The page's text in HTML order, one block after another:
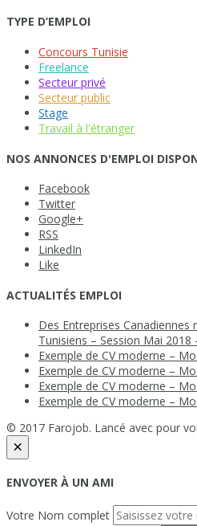
TYPE D’EMPLOI
Concours Tunisie
Freelance
Secteur privé
Secteur public
Stage
Travail à l'étranger
NOS ANNONCES D'EMPLOI
Facebook
Twitter
Google+
RSS
LinkedIn
Like
ACTUALITÉS EMPLOI
Des Entreprises Canadiennes
Tunisiens – Session Mai 2018
Exemple de CV moderne –
Exemple de CV moderne –
Exemple de CV moderne –
Exemple de CV moderne –
© 2017 Farojob. Lancé avec pour
×
ENVOYER À UN AMI
Votre Nom complet